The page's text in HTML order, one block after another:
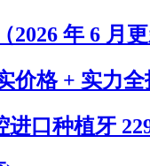
年 6 月更
格 + 实力全
口种植牙